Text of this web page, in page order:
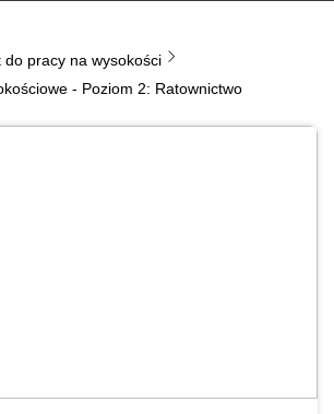
do pracy na wysokości
- Poziom 2: Ratownictwo